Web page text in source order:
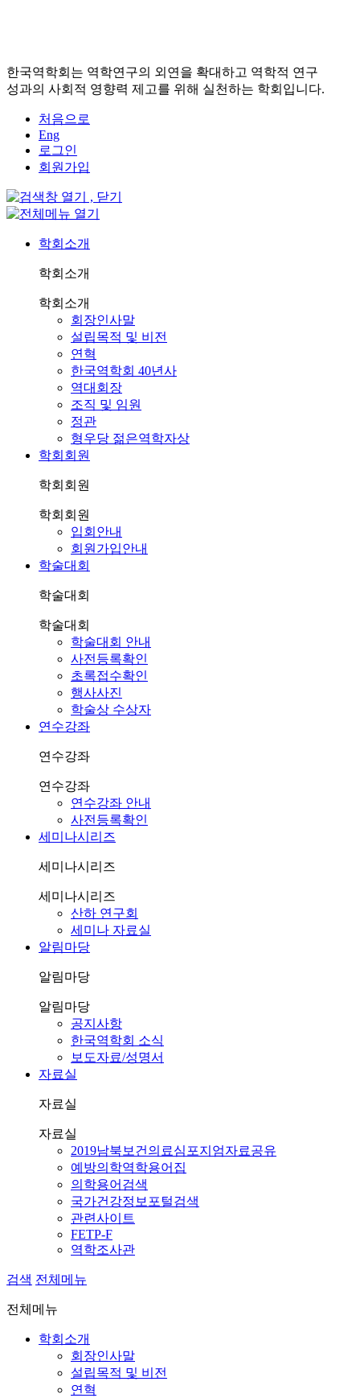
한국역학회는 역학연구의 외연을 확대하고 역학적 연구
성과의 사회적 영향력 제고를 위해 실천하는 학회입니다.
처음으로
Eng
로그인
회원가입
학회소개
학회소개
학회소개
회장인사말
설립목적 및 비전
연혁
한국역학회 40년사
역대회장
조직 및 임원
정관
형우당 젊은역학자상
학회회원
학회회원
학회회원
입회안내
회원가입안내
학술대회
학술대회
학술대회
학술대회 안내
사전등록확인
초록접수확인
행사사진
학술상 수상자
연수강좌
연수강좌
연수강좌
연수강좌 안내
사전등록확인
세미나시리즈
세미나시리즈
세미나시리즈
산하 연구회
세미나 자료실
알림마당
알림마당
알림마당
공지사항
한국역학회 소식
보도자료/성명서
자료실
자료실
자료실
2019남북보건의료심포지엄자료공유
예방의학역학용어집
의학용어검색
국가건강정보포털검색
관련사이트
FETP-F
역학조사관
검색 전체메뉴
전체메뉴
학회소개
회장인사말
설립목적 및 비전
연혁